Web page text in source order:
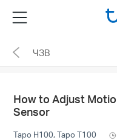
the
navigation
Menu
ЧЗВ
How to Adjust
Sensor
Tapo H100, Tapo T100